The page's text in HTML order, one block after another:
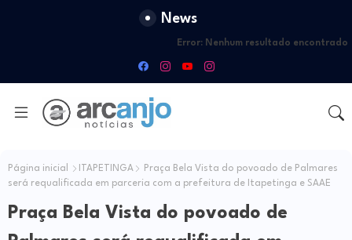
News
Error: Nenhum resultado encontrado
Página inicial ITAPETINGA
Praça Bela Vista do povoado de Palmares
será requalificada em parceria com a prefeitura de Itapetinga e SAAE
Praça Bela Vista do povoado de